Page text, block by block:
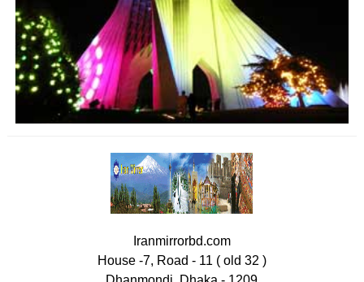
Iranmirrorbd.com
House -7, Road - 11 ( old 32 )